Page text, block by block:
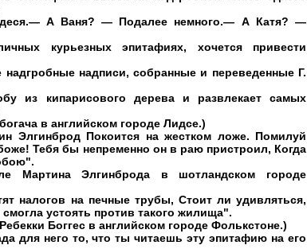
А Ваня? — Подалее немного.— А Катя? —
курьезных эпитафиях, хочется привести
надгробные надписи, собранные и переведенные Г.
из кипарисового дерева и развлекает самых
в английском городе Лидсе.)
Элгинброд Покоится на жестком ложе. Помилуй
Тебя бы непременно он в раю пристроил, Когда
Мартина Элгинброда в шотландском городе
налогов на печные трубы, Стоит ли удивляться,
смогла устоять против такого жилища".
Боггес в английском городе Фолькстоне.)
для него то, что ты читаешь эту эпитафию на его